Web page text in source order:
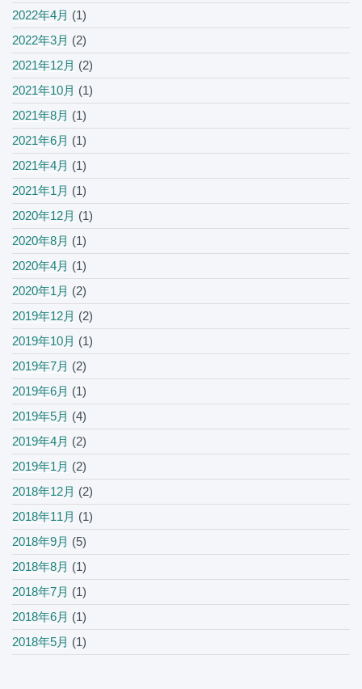
2022年4月 (1)
2022年3月 (2)
2021年12月 (2)
2021年10月 (1)
2021年8月 (1)
2021年6月 (1)
2021年4月 (1)
2021年1月 (1)
2020年12月 (1)
2020年8月 (1)
2020年4月 (1)
2020年1月 (2)
2019年12月 (2)
2019年10月 (1)
2019年7月 (2)
2019年6月 (1)
2019年5月 (4)
2019年4月 (2)
2019年1月 (2)
2018年12月 (2)
2018年11月 (1)
2018年9月 (5)
2018年8月 (1)
2018年7月 (1)
2018年6月 (1)
2018年5月 (1)